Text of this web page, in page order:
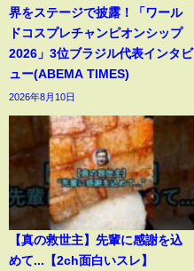
界をステージで披露！「ワール
ドコスプレチャンピオンシップ
2026」3位ブラジル代表インタビ
ュー(ABEMA TIMES)
2026年8月10日
【真の救世主】先輩に感謝を込
めて...【2ch面白いスレ】